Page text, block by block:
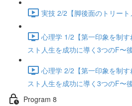
実技 2/2【脚後面のトリー
心理学 1/2【第一印象を制
スト人生を成功に導く3つのF〜
心理学 2/2【第一印象を制
スト人生を成功に導く3つのF〜
Program 8